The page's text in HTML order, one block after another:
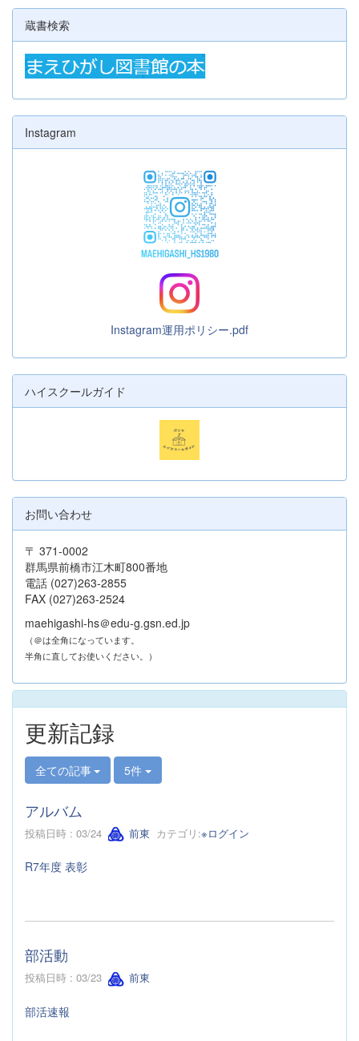
蔵書検索
Instagram
Instagram運用ポリシー.pdf
ハイスクールガイド
お問い合わせ
〒 371-0002
群馬県前橋市江木町800番地
電話 (027)263-2855
FAX (027)263-2524
maehigashi-hs＠edu-g.gsn.ed.jp
（＠は全角になっています。
半角に直してお使いください。）
更新記録
全ての記事 5件
アルバム
投稿日時 : 03/24 前東 カテゴリ:※ログイン
R7年度 表彰
部活動
投稿日時 : 03/23 前東
部活速報